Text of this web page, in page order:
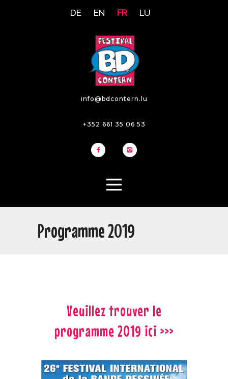
DE EN FR LU
info@bdcontern.lu
+352 661 35 06 53
Programme 2019
Veuillez trouver le
programme 2019 ici >>>